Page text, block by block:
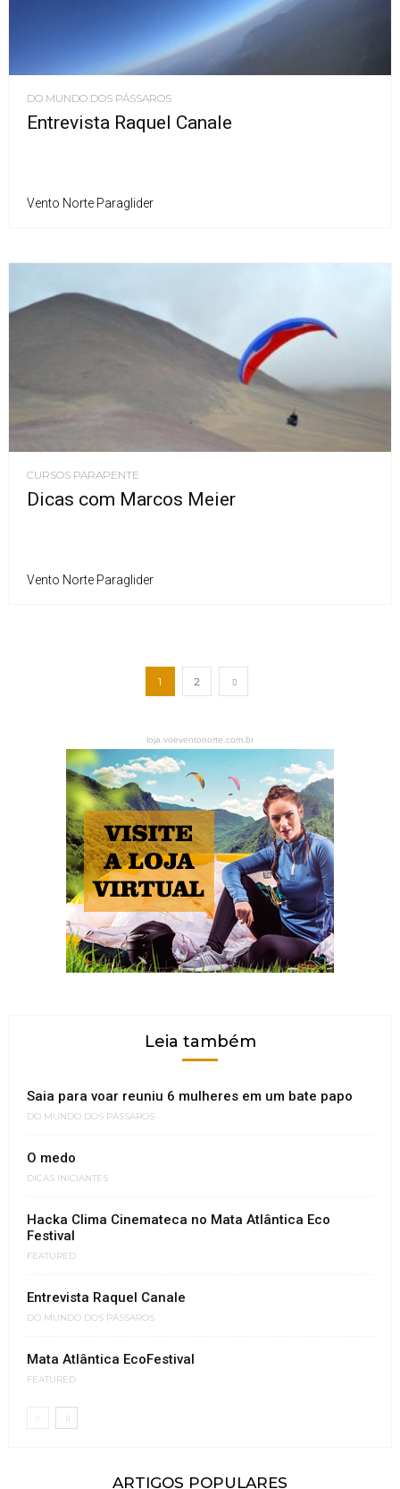
DO MUNDO DOS PÁSSAROS
Entrevista Raquel Canale
Vento Norte Paraglider
CURSOS PARAPENTE
Dicas com Marcos Meier
Vento Norte Paraglider
1 2
loja.voeventonorte.com.br
Leia também
Saia para voar reuniu 6 mulheres em um bate papo
DO MUNDO DOS PÁSSAROS
O medo
DICAS INICIANTES
Hacka Clima Cinemateca no Mata Atlântica Eco
Festival
FEATURED
Entrevista Raquel Canale
DO MUNDO DOS PÁSSAROS
Mata Atlântica EcoFestival
FEATURED
ARTIGOS POPULARES